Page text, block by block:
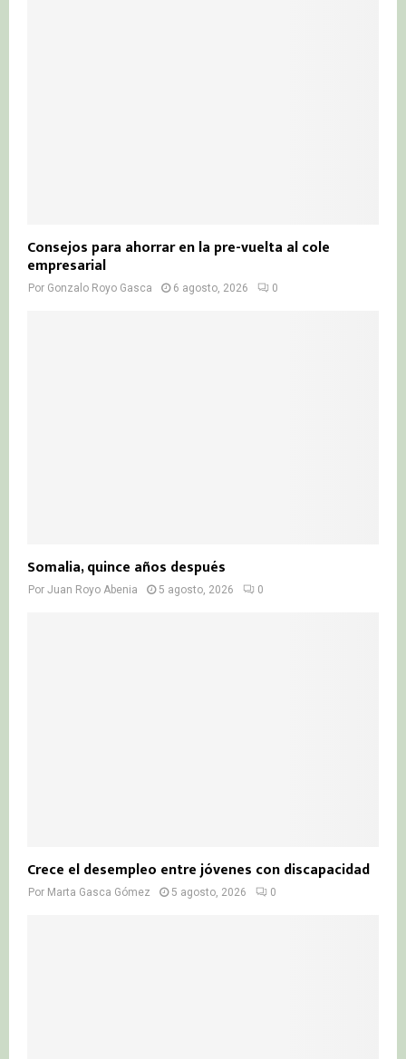
Consejos para ahorrar en la pre-vuelta al cole
empresarial
Por Gonzalo Royo Gasca 6 agosto, 2026 0
Somalia, quince años después
Por Juan Royo Abenia 5 agosto, 2026 0
Crece el desempleo entre jóvenes con discapacidad
Por Marta Gasca Gómez 5 agosto, 2026 0